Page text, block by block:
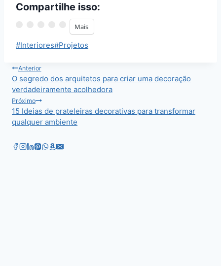
Compartilhe isso:
Mais
Tags
Post:
#Interiores#Projetos
Navegação
de
Post
Anterior
O segredo dos arquitetos para criar uma decoração
verdadeiramente acolhedora
Próximo
15 Ideias de prateleiras decorativas para transformar
qualquer ambiente